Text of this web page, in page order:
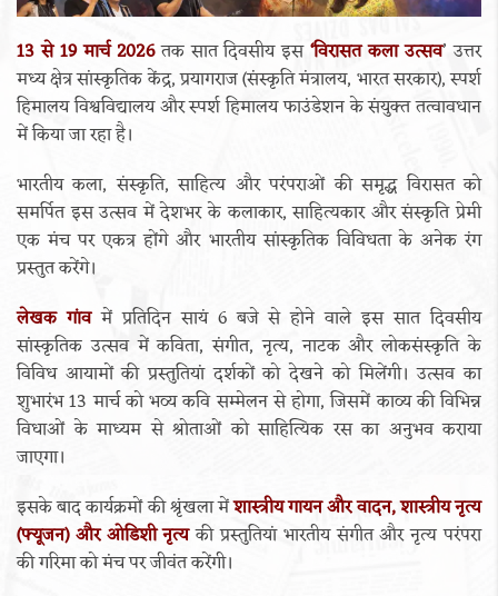
13 से 19 मार्च 2026तक सात दिवसीय इस‘विरासत कला उत्सव’ उत्तर
मध्य क्षेत्र सांस्कृतिक केंद्र, प्रयागराज (संस्कृति मंत्रालय, भारत सरकार), स्पर्श
हिमालय विश्वविद्यालय और स्पर्श हिमालय फाउंडेशन के संयुक्त तत्वावधान
में किया जा रहा है।
भारतीय कला, संस्कृति, साहित्य और परंपराओं की समृद्ध विरासत को
समर्पित इस उत्सव में देशभर के कलाकार, साहित्यकार और संस्कृति प्रेमी
एक मंच पर एकत्र होंगे और भारतीय सांस्कृतिक विविधता के अनेक रंग
प्रस्तुत करेंगे।
लेखक गांव में प्रतिदिन सायं 6 बजे से होने वाले इस सात दिवसीय
सांस्कृतिक उत्सव में कविता, संगीत, नृत्य, नाटक और लोकसंस्कृति के
विविध आयामों की प्रस्तुतियां दर्शकों को देखने को मिलेंगी। उत्सव का
शुभारंभ 13 मार्च को भव्य कवि सम्मेलन से होगा, जिसमें काव्य की विभिन्न
विधाओं के माध्यम से श्रोताओं को साहित्यिक रस का अनुभव कराया
जाएगा।
इसके बाद कार्यक्रमों की श्रृंखला मेंशास्त्रीय गायन और वादन, शास्त्रीय नृत्य
(फ्यूजन) और ओडिशी नृत्यकी प्रस्तुतियां भारतीय संगीत और नृत्य परंपरा
की गरिमा को मंच पर जीवंत करेंगी।